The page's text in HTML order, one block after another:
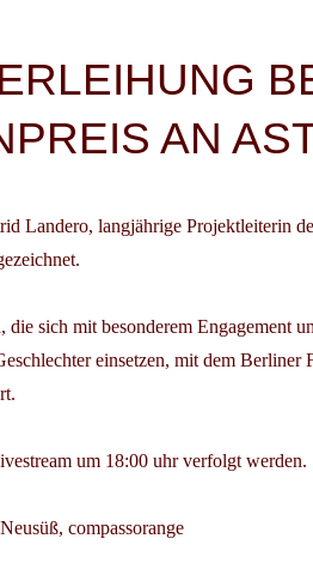
AN
Landero, langjährige Projektleiterin
die sich mit besonderem Engagement
einsetzen, mit dem Berliner
um 18:00 uhr verfolgt werden.
compassorange